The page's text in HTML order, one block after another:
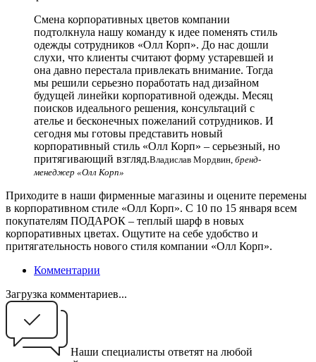
Смена корпоративных цветов компании
подтолкнула нашу команду к идее поменять стиль
одежды сотрудников «Олл Корп». До нас дошли
слухи, что клиенты считают форму устаревшей и
она давно перестала привлекать внимание. Тогда
мы решили серьезно поработать над дизайном
будущей линейки корпоративной одежды. Месяц
поисков идеального решения, консультаций с
ателье и бесконечных пожеланий сотрудников. И
сегодня мы готовы представить новый
корпоративный стиль «Олл Корп» – серьезный, но
притягивающий взгляд.Владислав Мордвин, бренд-
менеджер «Олл Корп»
Приходите в наши фирменные магазины и оцените перемены
в корпоративном стиле «Олл Корп». С 10 по 15 января всем
покупателям ПОДАРОК – теплый шарф в новых
корпоративных цветах. Ощутите на себе удобство и
притягательность нового стиля компании «Олл Корп».
Комментарии
Загрузка комментариев...
Наши специалисты ответят на любой